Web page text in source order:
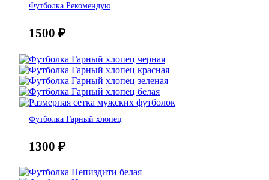
Футболка Рекомендую
1500 ₽
Футболка Гарный хлопец
1300 ₽